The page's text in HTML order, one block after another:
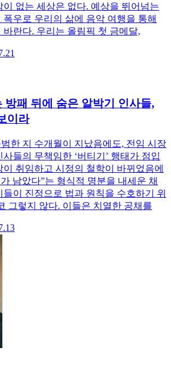
없는 세상은 없다. 예상을 뛰어넘는
우로 우리의 삶에 음악 여행을 통해
란다. 우리는 올림픽 첫 금메달,
방패 뒤에 숨은 알박기 인사들,
이라
한 지 수개월이 지났음에도, 전임 시장
들의 무책임한 ‘버티기’ 행태가 점입
취임하고 시정의 철학이 바뀌었음에
남았다”는 형식적 명분을 내세운 채
이 진정으로 법과 원칙을 수호하기 위
그렇지 않다. 이들은 치열한 공채를